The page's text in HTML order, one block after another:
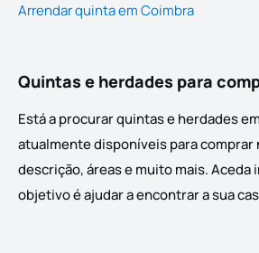
Arrendar quinta em Coimbra
Quintas e herdades para
Está a procurar quintas e herdades
atualmente disponíveis para comprar
descrição, áreas e muito mais.
objetivo é ajudar a encontrar a sua